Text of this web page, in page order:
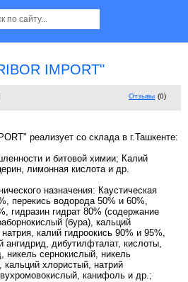
IMPORT"
Отзывы (0)
реализует со склада в г.Ташкенте:
и битовой химии; Калий
лимонная кислота и др.
назначения: Каустическая
перекись водорода 50% и 60%,
гидразин гидрат 80% (содержание
(бура), кальций
калий гидроокись 90% и 95%,
ангидрид, дибутилфталат, кислоты,
сернокислый, никель
кальций хлористый, натрий
канифоль и др.;